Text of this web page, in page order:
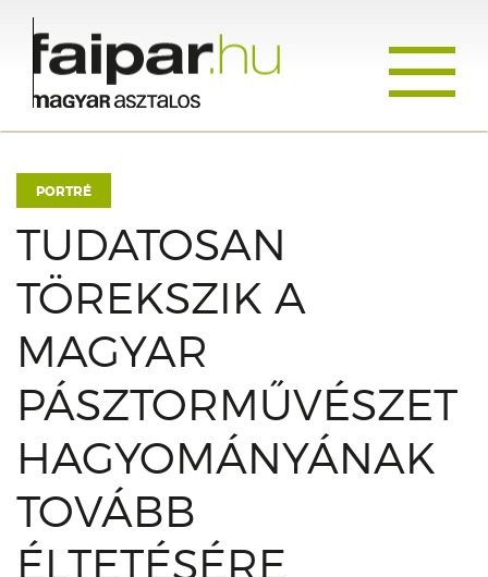
PORTRÉ
TUDATOSAN
TÖREKSZIK A
MAGYAR
PÁSZTORMŰVÉSZET
HAGYOMÁNYÁNAK
TOVÁBB
ÉLTETÉSÉRE